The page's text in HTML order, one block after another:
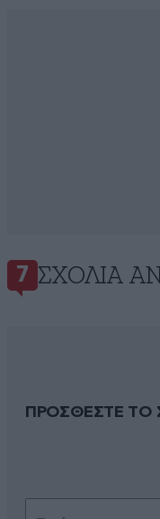
7 ΣΧΌΛΙΑ
ΠΡΟΣΘΕΣΤΕ ΤΟ